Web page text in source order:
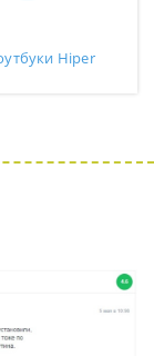
Hiper